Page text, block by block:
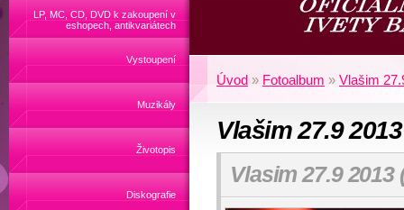
LP, MC, CD, DVD k zakoupení v
eshopech, antikvariátech
Vystoupení
Muzikály
Životopis
Diskografie
Úvod » Fotoalbum » Vlašim
Vlašim 27.9 2013
Vlasim 27.9 2013